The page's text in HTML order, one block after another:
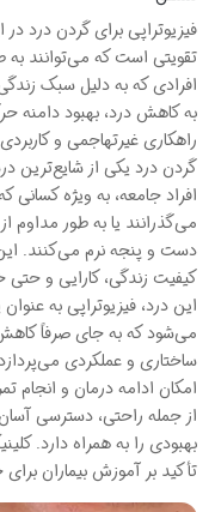
فیزیوتراپی برای گردن درد
تقویتی است که می‌توانند به
افرادی که به دلیل سبک
به کاهش درد، بهبود دامنه
راهکاری غیرتهاجمی و
گردن درد یکی از شایع‌ترین
افراد جامعه، به ویژه کسانی
می‌گذرانند یا به طور مداوم
دست و پنجه نرم می‌کنند.
کیفیت زندگی، کارایی و حتی
این درد، فیزیوتراپی به
می‌شود که به جای صرفاً
ساختاری و عملکردی
امکان ادامه درمان و انجام
از جمله راحتی، دسترسی
بهبودی را به همراه دارد.
تأکید بر آموزش بیماران